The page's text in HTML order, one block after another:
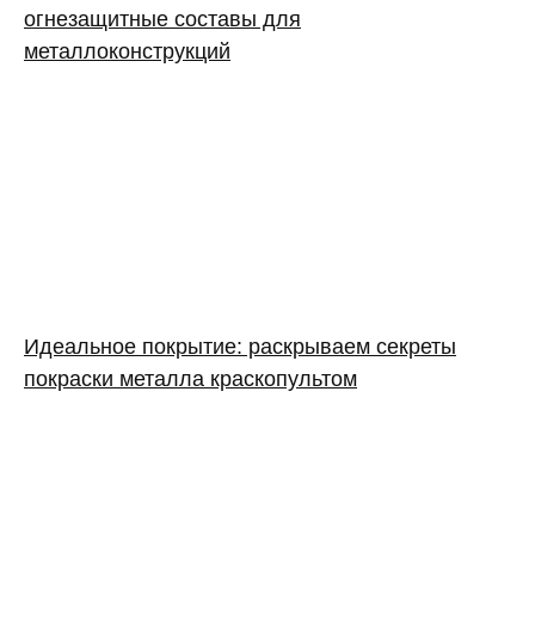
огнезащитные составы для
металлоконструкций
Идеальное покрытие: раскрываем секреты
покраски металла краскопультом